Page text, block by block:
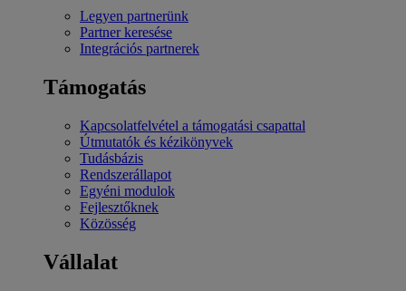
Legyen partnerünk
Partner keresése
Integrációs partnerek
Támogatás
Kapcsolatfelvétel a támogatási csapattal
Útmutatók és kézikönyvek
Tudásbázis
Rendszerállapot
Egyéni modulok
Fejlesztőknek
Közösség
Vállalat